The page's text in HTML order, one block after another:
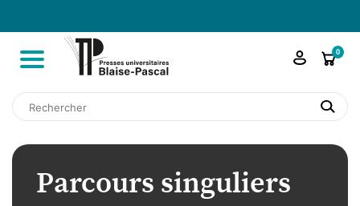
shopping_cart0

search
Parcours singuliers